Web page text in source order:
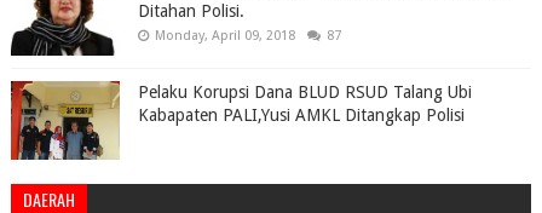
Ditahan Polisi.
Monday, April 09, 2018 87
Pelaku Korupsi Dana BLUD RSUD Talang Ubi
Kabapaten PALI,Yusi AMKL Ditangkap Polisi
DAERAH